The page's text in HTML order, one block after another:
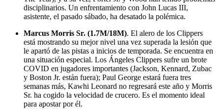
disciplinarios. Un enfrentamiento con John Lucas III,
asistente, el pasado sábado, ha desatado la polémica.
Marcus Morris Sr. (1.7M/18M). El alero de los Clippers
está mostrando su mejor nivel una vez superada la lesión que
le apartó de las pistas a inicios de temporada. Se encuentra en
una situación especial. Los Ángeles Clippers sufre un brote
COVID en jugadores importantes (Jackson, Kennard, Zubac
y Boston Jr. están fuera); Paul George estará fuera tres
semanas más, Kawhi Leonard no regresará este año y Morris
Sr. ha cogido la velocidad de crucero. Es el momento ideal
para apostar por él.